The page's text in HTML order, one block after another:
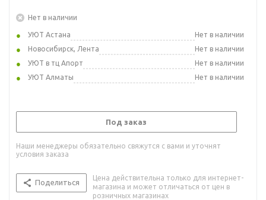
Нет в наличии
УЮТ Астана
Нет в наличии
Новосибирск, Лента
Нет в наличии
УЮТ в тц Апорт
Нет в наличии
УЮТ Алматы
Нет в наличии
Под заказ
Наши менеджеры обязательно свяжутся с вами и уточнят
условия заказа
Поделиться
Цена действительна только для интернет-
магазина и может отличаться от цен в
розничных магазинах